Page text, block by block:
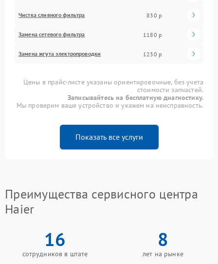
Чистка сливного фильтра 830 р
Замена сетевого фильтра 1180 р
Замена жгута электропроводки 1230 р
Цены в прайс-листе указаны ориентировочные, без учета
стоимости запчастей.
Записывайтесь на бесплатную диагностику.
Мы проверим ваше устройство и укажем на неисправность.
Показать все услуги
Преимущества сервисного центра
Haier
16
сотрудников в штате
8
лет на рынке